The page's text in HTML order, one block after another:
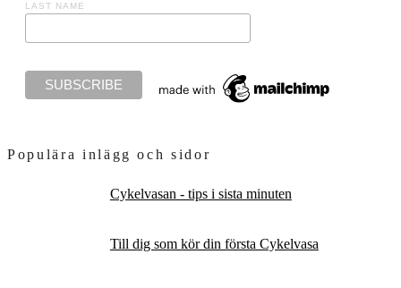
LAST NAME
Populära inlägg och sidor
Cykelvasan - tips i sista minuten
Till dig som kör din första Cykelvasa